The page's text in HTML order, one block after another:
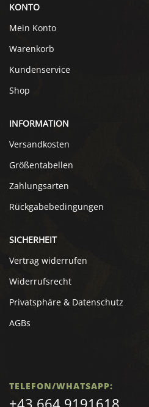
KONTO
Mein Konto
Warenkorb
Kundenservice
Shop
INFORMATION
Versandkosten
Größentabellen
Zahlungsarten
Rückgabebedingungen
SICHERHEIT
Vertrag widerrufen
Widerrufsrecht
Privatsphäre & Datenschutz
AGBs
TELEFON/WHATSAPP:
+43 664 9191618